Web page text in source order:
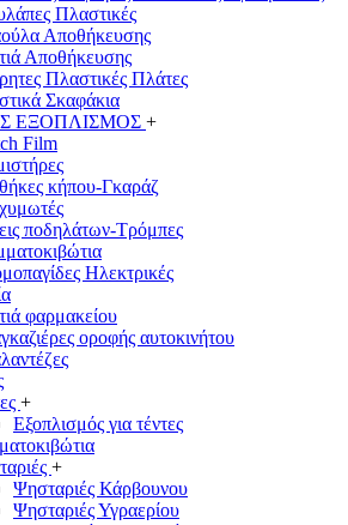
Πλαστικές
Αποθήκευσης
Αποθήκευσης
Πλαστικές Πλάτες
Σκαφάκια
ΕΞΟΠΛΙΣΜΟΣ +
Film
κήπου-Γκαράζ
ποδηλάτων-Τρόμπες
Ηλεκτρικές
φαρμακείου
οροφής αυτοκινήτου
+
Εξοπλισμός για τέντες
+
Ψησταριές Κάρβουνου
Ψησταριές Υγραερίου